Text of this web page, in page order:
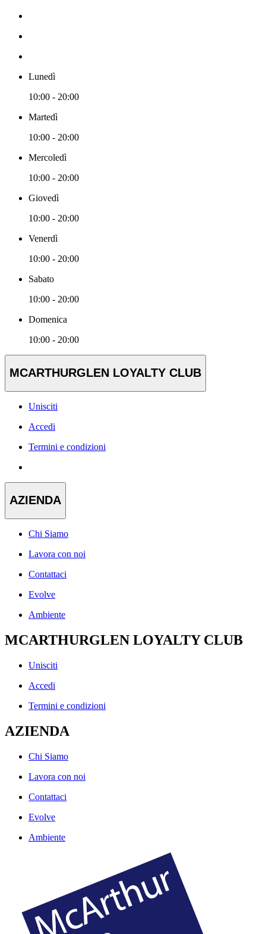
Lunedì
10:00 - 20:00
Martedì
10:00 - 20:00
Mercoledì
10:00 - 20:00
Giovedì
10:00 - 20:00
Venerdì
10:00 - 20:00
Sabato
10:00 - 20:00
Domenica
10:00 - 20:00
MCARTHURGLEN LOYALTY CLUB
Unisciti
Accedi
Termini e condizioni
AZIENDA
Chi Siamo
Lavora con noi
Contattaci
Evolve
Ambiente
MCARTHURGLEN LOYALTY CLUB
Unisciti
Accedi
Termini e condizioni
AZIENDA
Chi Siamo
Lavora con noi
Contattaci
Evolve
Ambiente